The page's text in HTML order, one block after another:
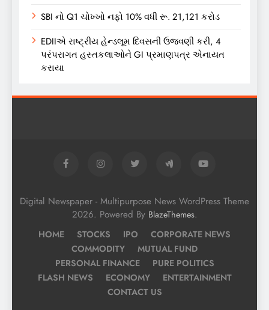
SBI નો Q1 ચોખ્ખો નફો 10% વધી રૂ. 21,121 કરોડ
EDIIએ રાષ્ટ્રીય હેન્ડલૂમ દિવસની ઉજવણી કરી, 4
પરંપરાગત હસ્તકલાઓને GI પ્રમાણપત્ર એનાયત
કરાયા
Digital Newspaper - Multipurpose News WordPress Theme
2026. Powered By BlazeThemes.
HOME STOCKS IPO
CORPORATE NEWS
COMMODITY
MUTUAL FUND
PERSONAL FINANCE
PURE POLITICS
FLASH NEWS
ECONOMY
ENTERTAINMENT
CONTACT US